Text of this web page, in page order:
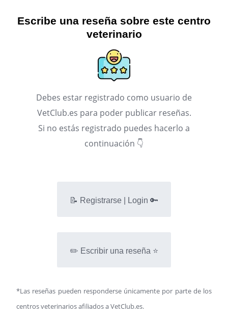
Escribe una reseña sobre este centro
veterinario
Debes estar registrado como usuario de
VetClub.es para poder publicar reseñas.
Si no estás registrado puedes hacerlo a
continuación 👇
📝 Registrarse | Login 🔑
✏️ Escribir una reseña ⭐
*Las reseñas pueden responderse únicamente por parte de los
centros veterinarios afiliados a VetClub.es.